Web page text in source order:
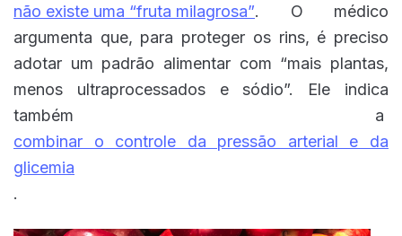
não existe uma “fruta milagrosa”. O médico
argumenta que, para proteger os rins, é preciso
adotar um padrão alimentar com “mais plantas,
menos ultraprocessados e sódio”. Ele indica
também a
combinar o controle da pressão arterial e da
glicemia
.